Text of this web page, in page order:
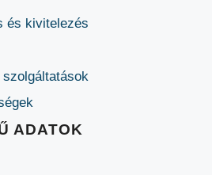
és kivitelezés
ADATOK